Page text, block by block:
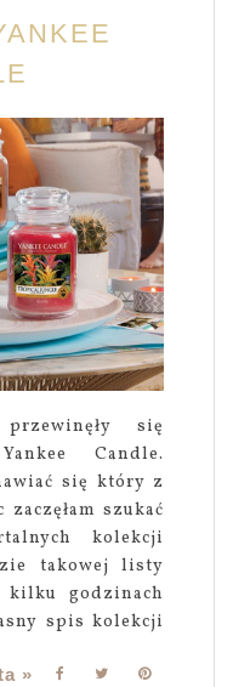
się
Candle.
się który z
szukać
kolekcji
takowej listy
kilku godzinach
spis kolekcji
»